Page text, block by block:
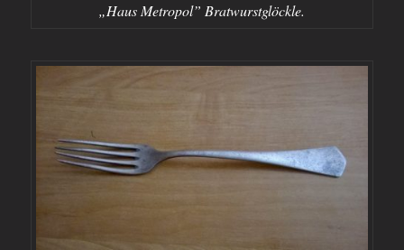
„Haus Metropol” Bratwurstglöckle.